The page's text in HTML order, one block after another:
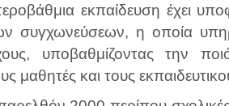
εκπαίδευση έχει
συγχωνεύσεων, η οποία
υποβαθμίζοντας την
μαθητές και τους